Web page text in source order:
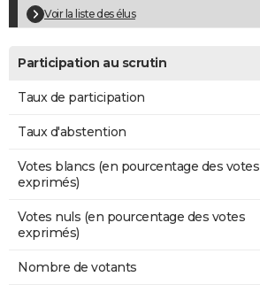
S'inscrire
Se connecter
Lycées
Collèges
Primaires
Universités
Entreprises
Service militaire
Avis de recherche
AVIS DE DÉCÈS
FORUM
Voir la liste des élus
Participation au scrutin
Taux de participation
Taux d'abstention
Votes blancs (en pourcentage des votes
exprimés)
Votes nuls (en pourcentage des votes
exprimés)
Nombre de votants